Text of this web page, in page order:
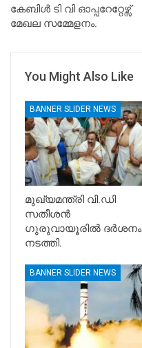
കേബിൾ ടി വി ഓപ്പറേറ്റേഴ്സ്
മേഖല സമ്മേളനം.
You Might Also Like
BANNER SLIDER NEWS
മുഖ്യമന്ത്രി വി.ഡി
സതീശൻ
ഗുരുവായൂരിൽ ദർശനം
നടത്തി.
BANNER SLIDER NEWS